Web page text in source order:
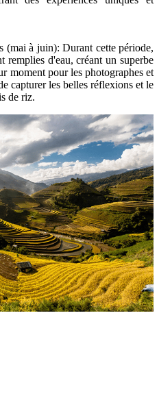
(mai à juin): Durant cette période,
remplies d'eau, créant un superbe
moment pour les photographes et
capturer les belles réflexions et le
de riz.